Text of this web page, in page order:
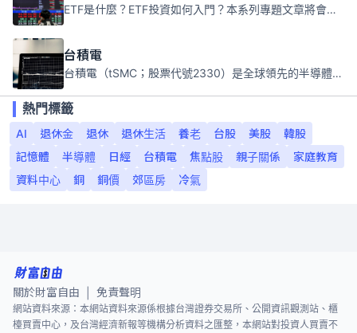
ETF是什麼？ETF投資如何入門？本系列專題文章將會告訴你新手必須知道的ETF基礎知識。
台積電
台積電（tSMC；股票代號2330）是全球領先的半導體代工公司，成立於1987年，總部位於台灣新竹。且已於美國、日本、德國及中國設廠，台積電是全球首家專業積體電路製造服務公司，也是全球最先進和最大規模的半導體代工廠。
熱門標籤
AI
退休金 退休 退休生活 養老 台股 美股
韓股
記憶體
半導體 日經 台積電 焦點股 親子關係
家庭教育
資料中心
銅 銅價 郊區房 冷氣
關於財富自由 免責聲明
網站資料來源：本網站資料來源係根據台灣證券交易所、公開資訊觀測站、櫃
檯買賣中心，及台灣經濟新報等機構分析資料之匯整，本網站對投資人買賣不